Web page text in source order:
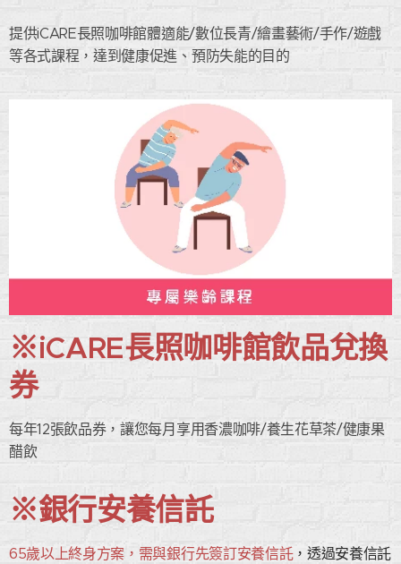
提供iCARE長照咖啡館體適能/數位長青/繪畫藝術/手作/遊戲
等各式課程，達到健康促進、預防失能的目的
※iCARE長照咖啡館飲品兌換
券
每年12張飲品券，讓您每月享用香濃咖啡/養生花草茶/健康果
醋飲
※銀行安養信託
65歲以上終身方案，需與銀行先簽訂安養信託，透過安養信託